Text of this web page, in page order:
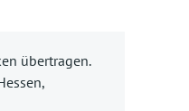
übertragen.